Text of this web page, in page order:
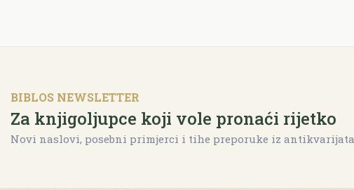
BIBLOS NEWSLETTER
Za knjigoljupce koji vole pronaći rijetko
Novi naslovi, posebni primjerci i tihe preporuke iz antikvarijata.